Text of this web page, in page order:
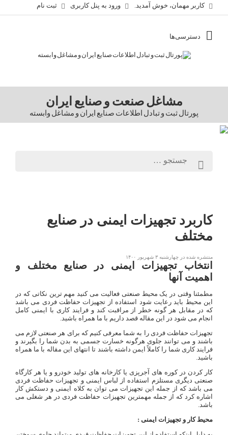
کاربر مهمان، خوش آمدید. ورود به پنل کاربری ثبت نام
مشاغل صنعت و صنایع ایران
پورتال ثبت و تبادل اطلاعات صنایع ایران و مشاغل وابسته
کاربرد تجهیزات ایمنی در صنایع
مختلف
منتشره شده در چهارشنبه ۳ شهریور ۱۴۰۰
انتخاب تجهیزات ایمنی در صنایع مختلف و
اهمیت آنها
مطمئنا وقتی در یک محیط صنعتی فعالیت می کنید مهم ترین نکاتی که در
این محیط باید رعایت شود استفاده از تجهیزات حفاظت فردی می باشد
که در مقابل هر گونه خطر از مراقبت کند و فرایند کاری با ایمنی کامل
انجام می شود در این مقاله قصد داریم با ما همراه باشید.
تجهیزات حفاظت فردی را به شما معرفی کنیم که برای هر صنعتی لازم می
باشند و می توانند جلوی هرگونه خسارت جسمی به بدن شما را بگیرند و
فرایند کاری شما را کاملاً ایمن داشته باشند تا انتهای این مقاله با ما همراه
باشید.
کار کردن در کوره های آجرپزی یا کارخانه‌ های تولید خودرو و یا هر کارگاه
صنعتی دیگری مستلزم استفاده از لباس ایمنی و تجهیزات حفاظت فردی
می باشد که از جمله این تجهیزات می توان به کلاه ایمنی و دستکش کار
اشاره کرد که از جمله مهمترین تجهیزات حفاظت فردی در هر شغلی می
باشد.
محیط کار و تجهیزات ایمنی :